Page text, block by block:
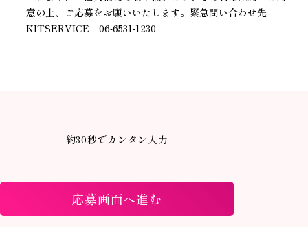
意の上、ご応募をお願いいたします。緊急問い合わせ先
KITSERVICE 06-6531-1230
約30秒でカンタン入力
応募画面へ進む